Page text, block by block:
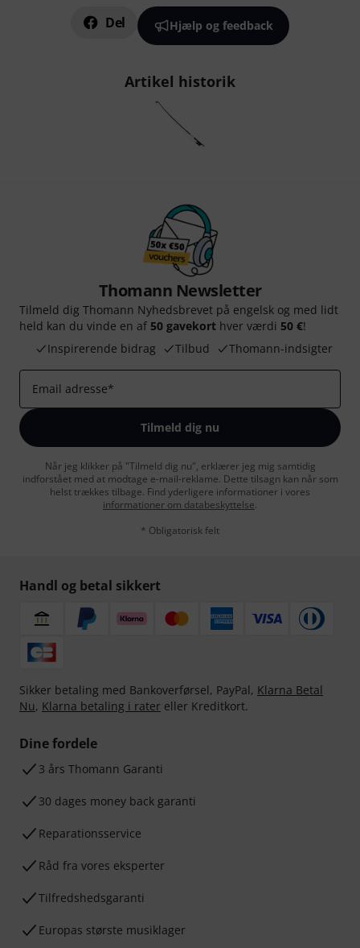
Del Hjælp og feedback
Artikel historik
Thomann Newsletter
Tilmeld dig Thomann Nyhedsbrevet på engelsk og med lidt
held kan du vinde en af 50 gavekort hver værdi 50 €!
Inspirerende bidrag
Tilbud Thomann-indsigter
Email adresse*
Tilmeld dig nu
Når jeg klikker på "Tilmeld dig nu", erklærer jeg mig samtidig
indforstået med at modtage e-mail-reklame. Dette tilsagn kan når som
helst trækkes tilbage. Find yderligere informationer i vores
informationer om databeskyttelse.
* Obligatorisk felt
Handl og betal sikkert
Sikker betaling med Bankoverførsel, PayPal, Klarna Betal
Nu, Klarna betaling i rater eller Kreditkort.
Dine fordele
3 års Thomann Garanti
30 dages money back garanti
Reparationsservice
Råd fra vores eksperter
Tilfredshedsgaranti
Europas største musiklager